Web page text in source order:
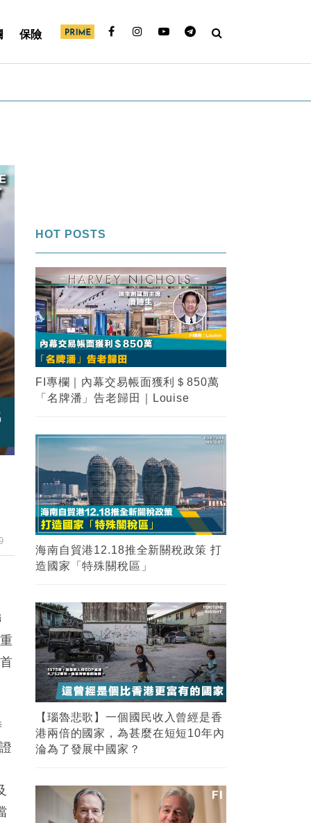
保險
HOT POSTS
FI專欄｜內幕交易帳面獲利＄850萬
「名牌潘」告老歸田｜Louise
海南自貿港12.18推全新關稅政策 打
造國家「特殊關稅區」
【瑙魯悲歌】一個國民收入曾經是香
港兩倍的國家，為甚麼在短短10年內
淪為了發展中國家？